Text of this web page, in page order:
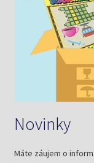
Novinky
Máte záujem o